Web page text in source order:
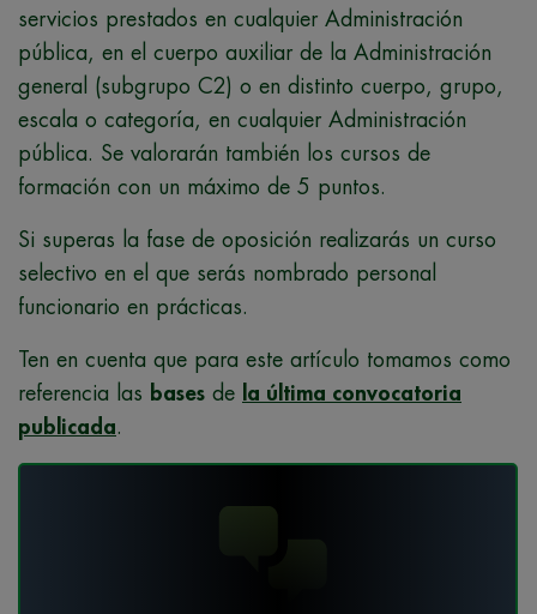
servicios prestados en cualquier Administración
pública, en el cuerpo auxiliar de la Administración
general (subgrupo C2) o en distinto cuerpo, grupo,
escala o categoría, en cualquier Administración
pública. Se valorarán también los cursos de
formación con un máximo de 5 puntos.
Si superas la fase de oposición realizarás un curso
selectivo en el que serás nombrado personal
funcionario en prácticas.
Ten en cuenta que para este artículo tomamos como
referencia las bases de
la última convocatoria
publicada.